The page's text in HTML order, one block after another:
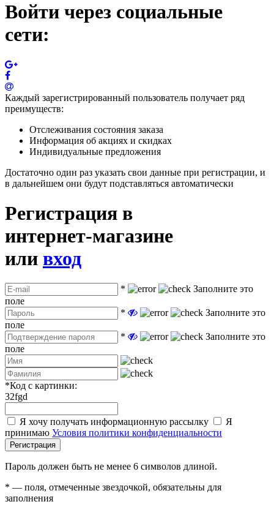
Войти через социальные
сети:
Каждый зарегистрированный пользователь получает ряд
преимуществ:
Отслеживания состояния заказа
Информация об акциях и скидках
Индивидуальные предложения
Достаточно один раз указать свои данные при регистрации, и
в дальнейшем они будут подставляться автоматически
Регистрация в
интернет-магазине
или вход
*
Заполните это
поле
*
Заполните это
поле
*
Заполните это
поле
*Код с картинки:
32fgd
Я хочу получать информационную рассылку
Я
принимаю Условия политики конфиденциальности
Регистрация
Пароль должен быть не менее 6 символов длиной.
* — поля, отмеченные звездочкой, обязательны для
заполнения